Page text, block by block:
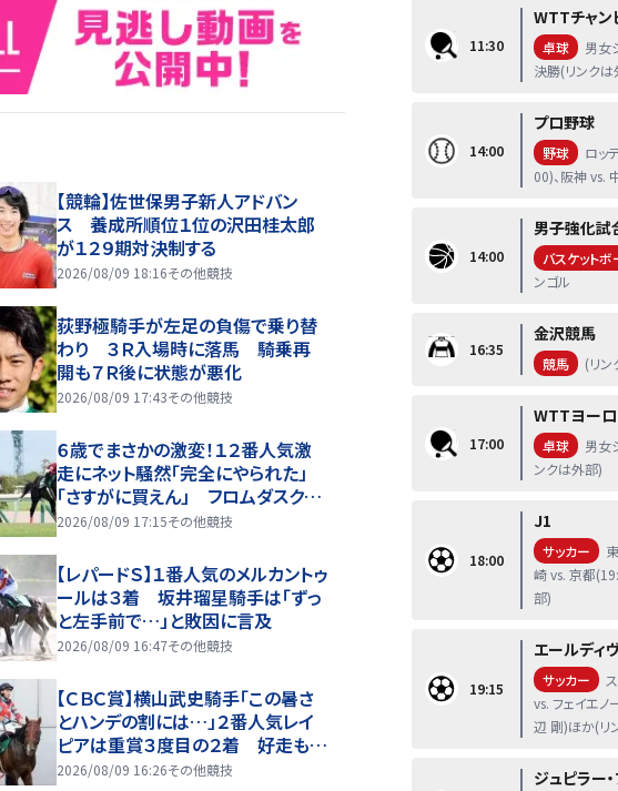
【競輪】佐世保男子新人アドバン
ス 養成所順位１位の沢田桂太郎
が１２９期対決制する
2026/08/09 18:16その他競技
荻野極騎手が左足の負傷で乗り替
わり ３Ｒ入場時に落馬 騎乗再
開も７Ｒ後に状態が悪化
2026/08/09 17:43その他競技
６歳でまさかの激変！１２番人気激
走にネット騒然「完全にやられた」
「さすがに買えん」 フロムダスクが
重賞初制覇
2026/08/09 17:15その他競技
【レパードＳ】１番人気のメルカントゥ
ールは３着 坂井瑠星騎手は「ずっ
と左手前で…」と敗因に言及
2026/08/09 16:47その他競技
【ＣＢＣ賞】横山武史騎手「この暑さ
とハンデの割には…」２番人気レイ
ピアは重賞３度目の２着 好走もタ
イトル届かず
2026/08/09 16:26その他競技
11:30
WTTチャン
卓球
男女
決勝(リンクは
14:00
プロ野球
野球
ロッ
00)、阪神 vs.
14:00
男子強化試
バスケットボ
ンゴル
16:35
金沢競馬
競馬 (リン
17:00
WTTヨーロ
卓球
男女
ンクは外部)
18:00
J1
サッカー
崎 vs. 京都
部)
19:15
エールディ
サッカー
vs. フェイエノ
辺 剛)ほか(リ
ジュピラー